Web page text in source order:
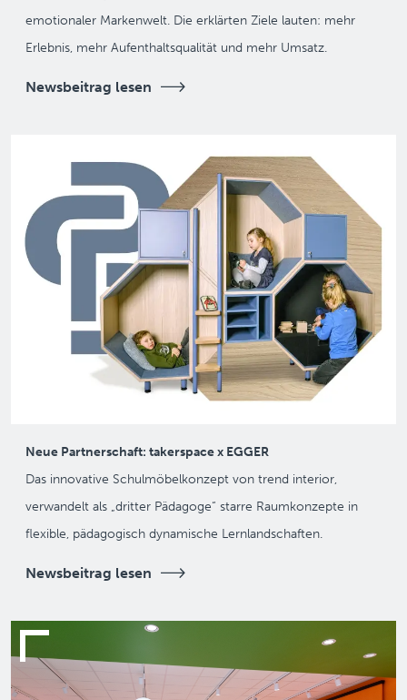
emotionaler Markenwelt. Die erklärten Ziele lauten: mehr
Erlebnis, mehr Aufenthaltsqualität und mehr Umsatz.
Newsbeitrag lesen
Neue Partnerschaft: takerspace x EGGER
Das innovative Schulmöbelkonzept von trend interior,
verwandelt als „dritter Pädagoge“ starre Raumkonzepte in
flexible, pädagogisch dynamische Lernlandschaften.
Newsbeitrag lesen